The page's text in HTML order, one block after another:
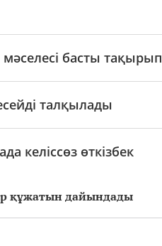
құжатын дайындады
басты тақырып
талқылады
келіссөз өткізбек